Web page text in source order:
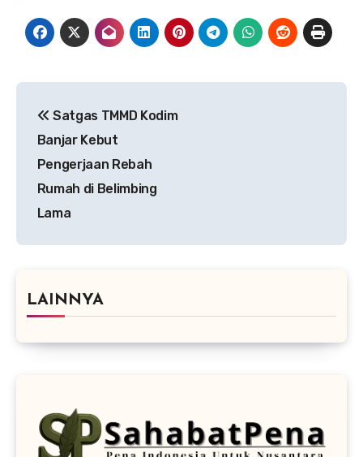
pos
Satgas TMMD Kodim
Banjar Kebut
Pengerjaan Rebah
Rumah di Belimbing
Lama
LAINNYA